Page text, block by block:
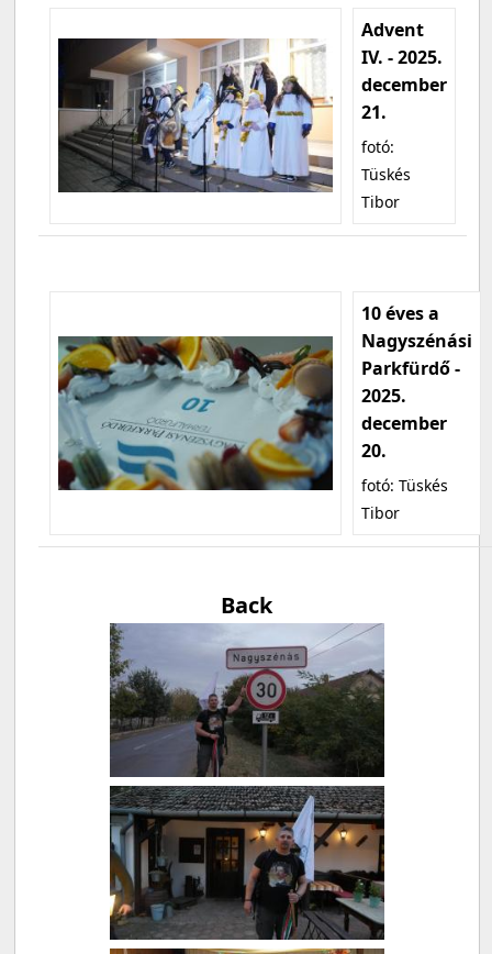
Advent
IV. - 2025.
december
21.
fotó:
Tüskés
Tibor
10 éves a
Nagyszénási
Parkfürdő -
2025.
december
20.
fotó: Tüskés
Tibor
Back